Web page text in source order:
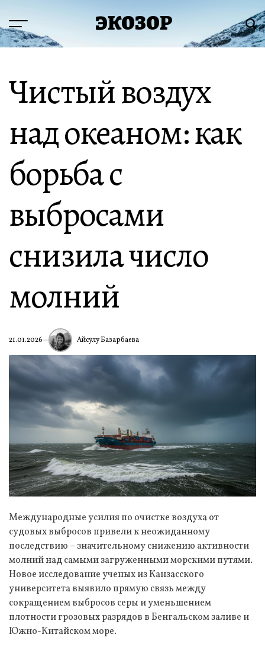
содержимому
Меню ЭКОЗОР
Чистый воздух
над океаном: как
борьба с
выбросами
снизила число
молний
21.01.2026 Айсулу Базарбаева
Международные усилия по очистке воздуха от
судовых выбросов привели к неожиданному
последствию – значительному снижению активности
молний над самыми загруженными морскими путями.
Новое исследование ученых из Канзасского
университета выявило прямую связь между
сокращением выбросов серы и уменьшением
плотности грозовых разрядов в Бенгальском заливе и
Южно-Китайском море.